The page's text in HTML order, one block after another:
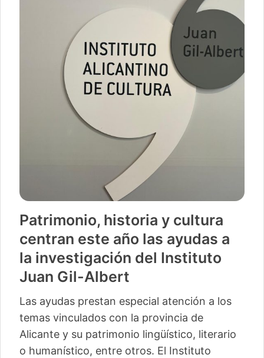
Patrimonio, historia y cultura
centran este año las ayudas a
la investigación del Instituto
Juan Gil-Albert
Las ayudas prestan especial atención a los
temas vinculados con la provincia de
Alicante y su patrimonio lingüístico, literario
o humanístico, entre otros. El Instituto